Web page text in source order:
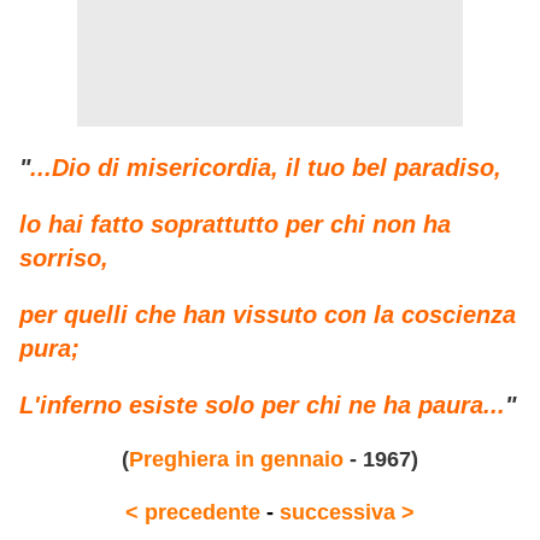
"...Dio di misericordia, il tuo bel paradiso,
lo hai fatto soprattutto per chi non ha
sorriso,
per quelli che han vissuto con la coscienza
pura;
L'inferno esiste solo per chi ne ha paura..."
(Preghiera in gennaio - 1967)
< precedente - successiva >